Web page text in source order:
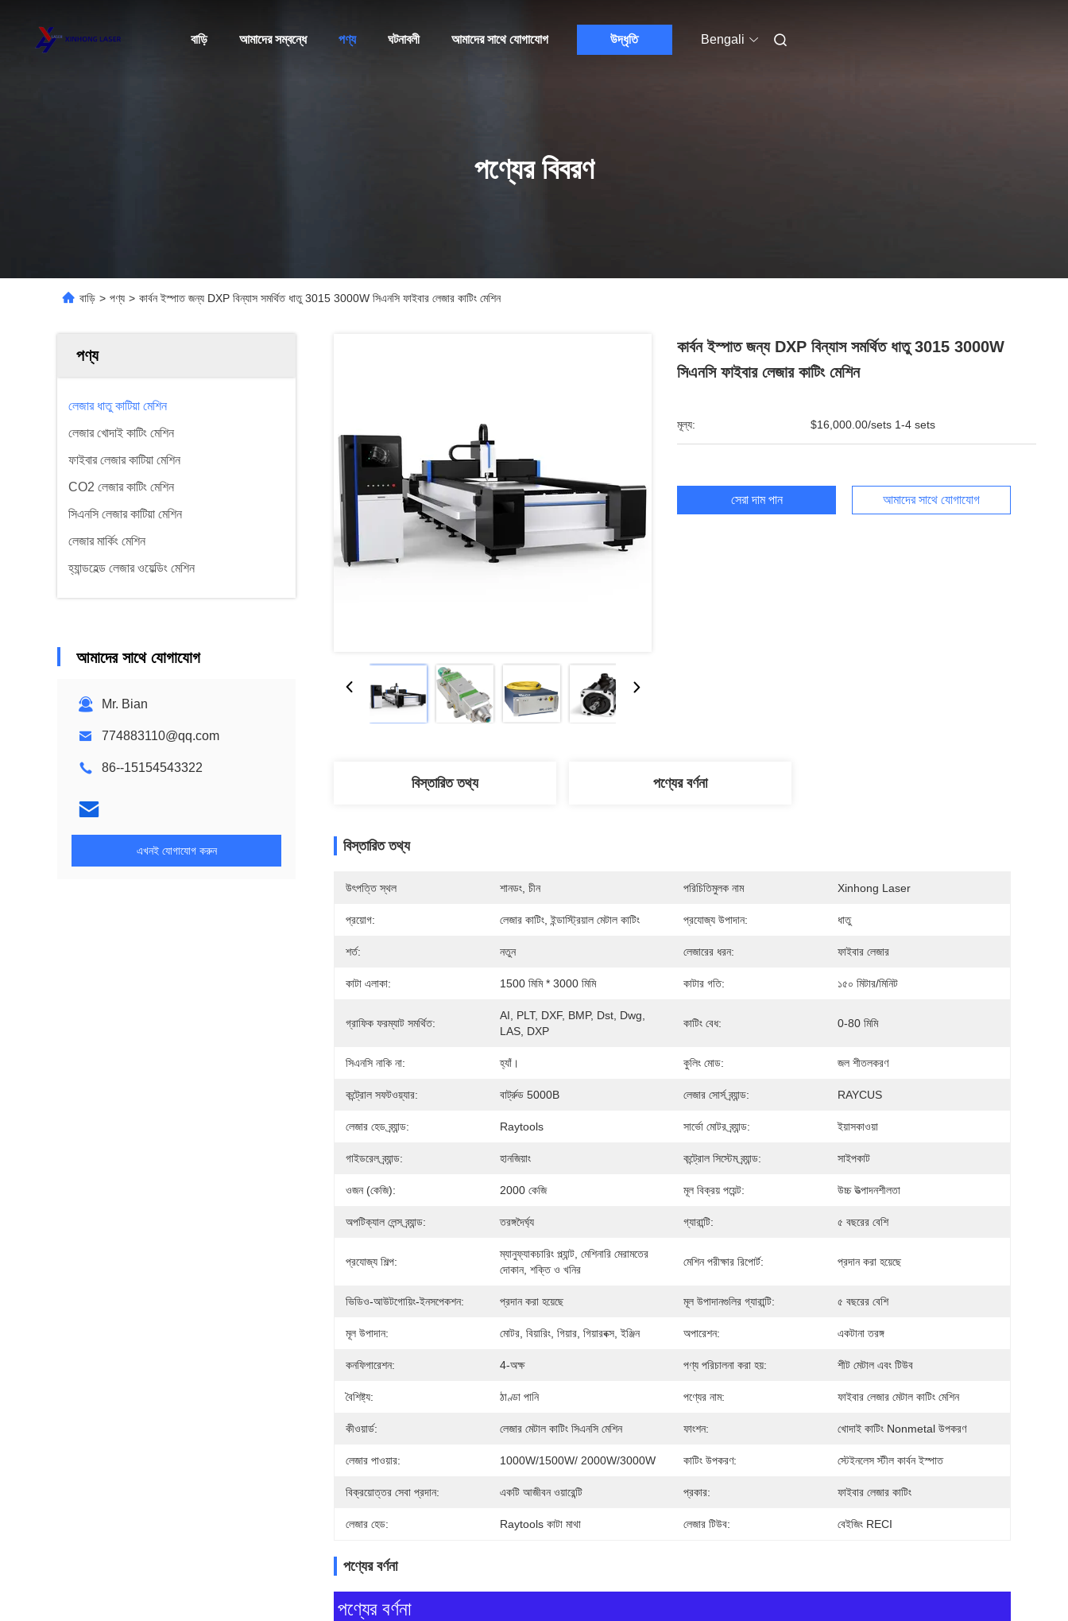
বাড়ি আমাদের সম্বন্ধে পণ্য ঘটনাবলী আমাদের সাথে যোগাযোগ উদ্ধৃতি Bengali
পণ্যের বিবরণ
বাড়ি > পণ্য > কার্বন ইস্পাত জন্য DXP বিন্যাস সমর্থিত ধাতু 3015 3000W সিএনসি ফাইবার লেজার কাটিং মেশিন
পণ্য
লেজার ধাতু কাটিয়া মেশিন
লেজার খোদাই কাটিং মেশিন
ফাইবার লেজার কাটিয়া মেশিন
CO2 লেজার কাটিং মেশিন
সিএনসি লেজার কাটিয়া মেশিন
লেজার মার্কিং মেশিন
হ্যান্ডহেল্ড লেজার ওয়েল্ডিং মেশিন
আমাদের সাথে যোগাযোগ
Mr. Bian
774883110@qq.com
86--15154543322
এখনই যোগাযোগ করুন
কার্বন ইস্পাত জন্য DXP বিন্যাস সমর্থিত ধাতু 3015 3000W
সিএনসি ফাইবার লেজার কাটিং মেশিন
মূল্য: $16,000.00/sets 1-4 sets
সেরা দাম পান আমাদের সাথে যোগাযোগ
বিস্তারিত তথ্য পণ্যের বর্ণনা
বিস্তারিত তথ্য
উৎপত্তি স্থল শানডং, চীন পরিচিতিমুলক নাম Xinhong Laser
প্রয়োগ: লেজার কাটিং, ইন্ডাস্ট্রিয়াল মেটাল কাটিং প্রযোজ্য উপাদান: ধাতু
শর্ত: নতুন লেজারের ধরন: ফাইবার লেজার
কাটা এলাকা: 1500 মিমি * 3000 মিমি কাটার গতি: ১৫০ মিটার/মিনিট
গ্রাফিক ফরম্যাট সমর্থিত:
AI, PLT, DXF, BMP, Dst, Dwg,
LAS, DXP
কাটিং বেধ: 0-80 মিমি
সিএনসি নাকি না: হ্যাঁ। কুলিং মোড: জল শীতলকরণ
কন্ট্রোল সফটওয়্যার: বার্ট্রুড 5000B লেজার সোর্স ব্র্যান্ড: RAYCUS
লেজার হেড ব্র্যান্ড: Raytools সার্ভো মোটর ব্র্যান্ড: ইয়াসকাওয়া
গাইডরেল ব্র্যান্ড: হানজিয়াং কন্ট্রোল সিস্টেম ব্র্যান্ড: সাইপকাট
ওজন (কেজি): 2000 কেজি মূল বিক্রয় পয়েন্ট: উচ্চ উত্পাদনশীলতা
অপটিক্যাল লেন্স ব্র্যান্ড: তরঙ্গদৈর্ঘ্য গ্যারান্টি: ৫ বছরের বেশি
প্রযোজ্য শিল্প:
ম্যানুফ্যাকচারিং প্ল্যান্ট, মেশিনারি মেরামতের
দোকান, শক্তি ও খনির
মেশিন পরীক্ষার রিপোর্ট: প্রদান করা হয়েছে
ভিডিও-আউটগোয়িং-ইনসপেকশন: প্রদান করা হয়েছে মূল উপাদানগুলির গ্যারান্টি: ৫ বছরের বেশি
মূল উপাদান: মোটর, বিয়ারিং, গিয়ার, গিয়ারবক্স, ইঞ্জিন অপারেশন: একটানা তরঙ্গ
কনফিগারেশন: 4-অক্ষ পণ্য পরিচালনা করা হয়: শীট মেটাল এবং টিউব
বৈশিষ্ট্য: ঠাণ্ডা পানি পণ্যের নাম: ফাইবার লেজার মেটাল কাটিং মেশিন
কীওয়ার্ড: লেজার মেটাল কাটিং সিএনসি মেশিন ফাংশন: খোদাই কাটিং Nonmetal উপকরণ
লেজার পাওয়ার: 1000W/1500W/ 2000W/3000W কাটিং উপকরণ: স্টেইনলেস স্টীল কার্বন ইস্পাত
বিক্রয়োত্তর সেবা প্রদান: একটি আজীবন ওয়ারেন্টি প্রকার: ফাইবার লেজার কাটিং
লেজার হেড: Raytools কাটা মাথা লেজার টিউব: বেইজিং RECI
পণ্যের বর্ণনা
পণ্যের বর্ণনা